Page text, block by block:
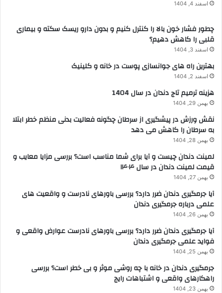
اسفند 4, 1404
چطور فشار خون بالا را کنترل کنیم و بدون دارو ریسک سکته و بیماری
قلبی را کاهش دهیم؟
اسفند 3, 1404
بهترین راه های جوانسازی پوست در خانه و کلینیک
اسفند 2, 1404
هزینه ترمیم تاج دندان در سال 1404
بهمن 29, 1404
نقش ورزش در پیشگیری از سرطان چگونه فعالیت بدنی منظم خطر ابتلا
به سرطان را کاهش می دهد
بهمن 28, 1404
لمینت دندان چیست و آیا برای شما مناسب است؟ بررسی مزایا معایب و
قیمت لمینت دندان در سال ۱۴۰۴
بهمن 27, 1404
آیا جرمگیری دندان ضرر دارد؟ بررسی باورهای نادرست و واقعیت های
علمی درباره جرمگیری دندان
بهمن 26, 1404
آیا جرمگیری دندان ضرر دارد؟ بررسی باورهای نادرست عوارض واقعی و
فواید علمی جرمگیری دندان
بهمن 25, 1404
جرمگیری دندان در خانه با چه روشی موثر و بی خطر است؟ بررسی
راهکارهای واقعی و اشتباهات رایج
بهمن 23, 1404